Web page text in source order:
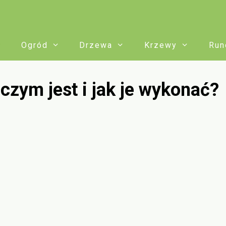
Ogród Drzewa Krzewy
jest i jak je wykonać?